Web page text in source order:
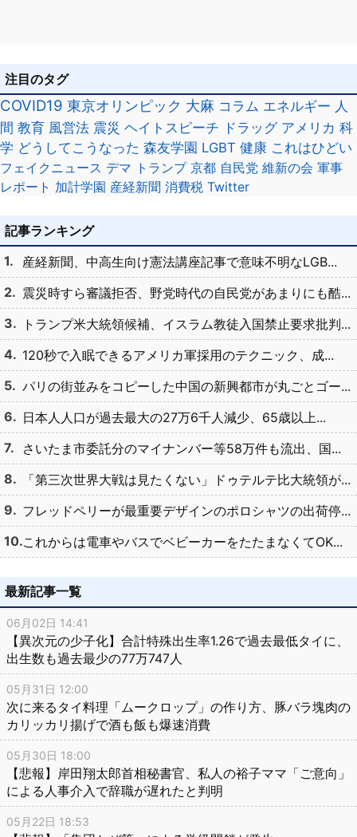
注目のタグ
COVID19 東京オリンピック 大麻 コラム エネルギー 人
間 教育 風営法 震災 ヘイトスピーチ ドラッグ アメリカ 科
学 どうしてこうなった 森友学園 LGBT 健康 これはひどい
フェイクニュース デマ トランプ 京都 自民党 維新の会 軍事
レポート 加計学園 産経新聞 消費税 Twitter
記事ランキング
産経新聞、中高生向け憲法講座記事で意味不明なLGB...
震災時すら審議拒否、野党時代の自民党があまりにも酷...
トランプ米大統領候補、イスラム教徒入国禁止要求批判...
120秒で入眠できるアメリカ軍採用のテクニック、成...
パリの街並みをコピーした中国の新興都市が丸ごとゴー...
日本人人口が過去最大の27万6千人減少、65歳以上...
さいたま市委託分のマイナンバー等58万件も流出、国...
「第三次世界大戦は見たくない」ドゥテルテ比大統領が...
フレッドペリーが最重要デザインのポロシャツの出荷停...
これからは電車やバスでベビーカーをたたまなくてOK...
最新記事一覧
06月02日 14:41
【異次元の少子化】合計特殊出生率1.26で過去最低タイに、
出生数も過去最少の77万747人
05月31日 12:00
次に来るタイ料理「ムークロップ」の作り方、豚バラ塊肉の
カリッカリ揚げで酒も飯も爆速消費
05月30日 18:00
【悲報】岸田翔太郎首相秘書官、私人の裕子ママ「ご意向」
による人事介入で辞職が遅れたと判明
05月22日 18:53